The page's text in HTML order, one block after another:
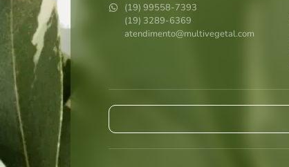
(19) 99558-7393
(19) 3289-6369
atendimento@multivegetal.com